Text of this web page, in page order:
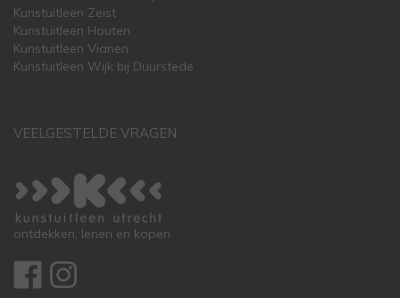
Kunstuitleen Zeist
Kunstuitleen Houten
Kunstuitleen Vianen
Kunstuitleen Wijk bij Duurstede
VEELGESTELDE VRAGEN
ontdekken, lenen en kopen